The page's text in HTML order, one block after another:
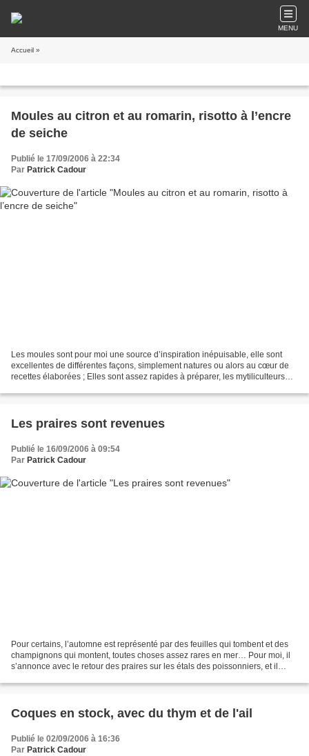
MENU
Accueil »
Moules au citron et au romarin, risotto à l’encre
de seiche
Publié le 17/09/2006 à 22:34
Par Patrick Cadour
Les moules sont pour moi une source d’inspiration inépuisable, elle sont
excellentes de différentes façons, simplement natures ou alors au cœur de
recettes élaborées ; Elles sont assez rapides à préparer, les mytiliculteurs
Les praires sont revenues
Publié le 16/09/2006 à 09:54
Par Patrick Cadour
Pour certains, l’automne est représenté par des feuilles qui tombent et des
champignons qui montent, toutes choses assez rares en mer… Pour moi, il
s’annonce avec le retour des praires sur les étals des poissonniers, et il
Coques en stock, avec du thym et de l'ail
Publié le 02/09/2006 à 16:36
Par Patrick Cadour